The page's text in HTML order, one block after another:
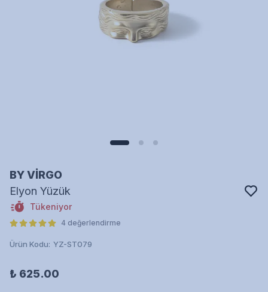
BY VİRGO
Elyon Yüzük
Tükeniyor
4 değerlendirme
Ürün Kodu: YZ-ST079
₺ 625.00